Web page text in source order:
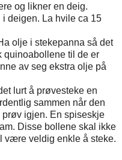
og likner en deig.
deigen. La hvile ca 15
olje i stekepanna så det
quinoabollene til de er
av seg ekstra olje på
lurt å prøvesteke en
sammen når den
igjen. En spiseskje
Disse bollene skal ikke
være veldig enkle å steke.